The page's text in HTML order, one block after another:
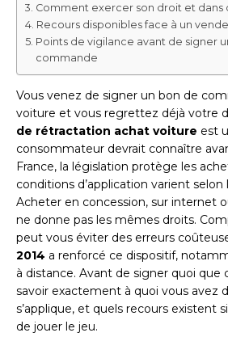
Comment exercer son droit et dans
Recours disponibles face à un
Points de vigilance avant de signer
commande
Vous venez de signer un bon de
voiture et vous regrettez déjà votre
de rétractation achat voiture est
consommateur devrait connaître
France, la législation protège les
conditions d’application varient
Acheter en concession, sur internet
ne donne pas les mêmes droits.
peut vous éviter des erreurs
2014 a renforcé ce dispositif,
à distance. Avant de signer quoi que
savoir exactement à quoi vous avez
s’applique, et quels recours existent
de jouer le jeu.